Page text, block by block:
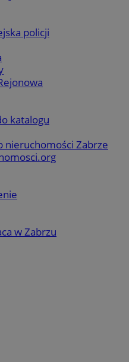
policji
katalogu
nieruchomości Zabrze
w Zabrzu